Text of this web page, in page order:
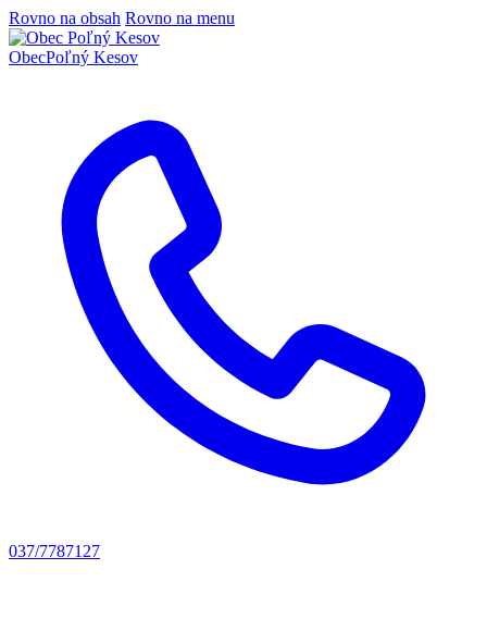
Rovno na obsah Rovno na menu
ObecPoľný Kesov
037/7787127